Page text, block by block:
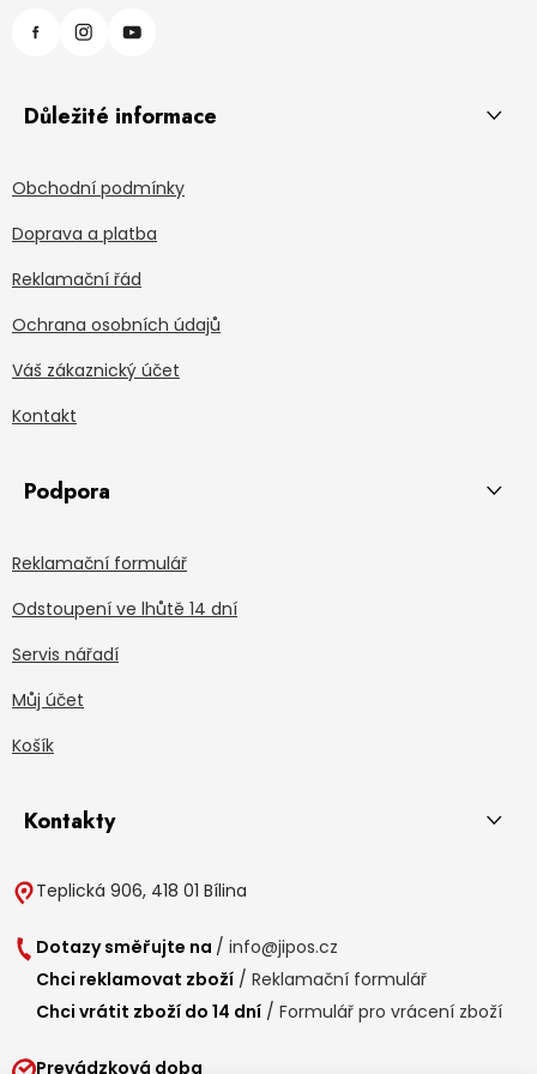
Důležité informace
Obchodní podmínky
Doprava a platba
Reklamační řád
Ochrana osobních údajů
Váš zákaznický účet
Kontakt
Podpora
Reklamační formulář
Odstoupení ve lhůtě 14 dní
Servis nářadí
Můj účet
Košík
Kontakty
Teplická 906, 418 01 Bílina
Dotazy směřujte na / info@jipos.cz
Chci reklamovat zboží / Reklamační formulář
Chci vrátit zboží do 14 dní / Formulář pro vrácení zboží
Prevádzková doba